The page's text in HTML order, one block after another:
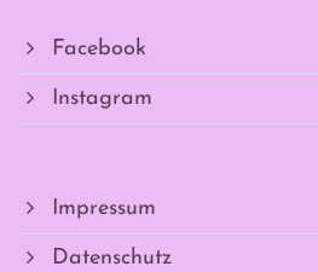
Facebook
Instagram
Impressum
Datenschutz